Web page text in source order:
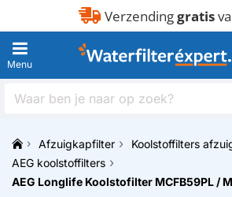
Verzendinggratis
Waar
naar
op
zoek?
h
m
Afzuigkapfilter
Koolstoffilters
AEG koolstoffilters
AEG Longlife Koolstofilter MCFB59PL /